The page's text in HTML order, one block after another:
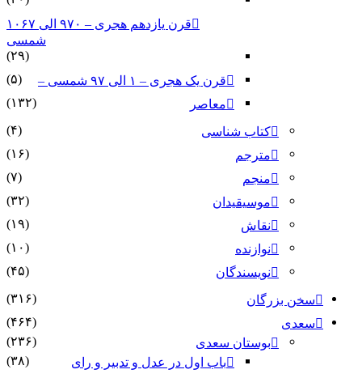
قرن یازدهم هجری – ۹۷۰ الی ۱۰۶۷
شمسی
(۲۹)
قرن یک هجری – ۱ الی ۹۷ شمسی –
(۵)
معاصر
(۱۳۲)
کتاب شناسی
(۴)
مترجم
(۱۶)
منجم
(۷)
موسیقیدان
(۳۲)
نقاش
(۱۹)
نوازنده
(۱۰)
نویسندگان
(۴۵)
سخن بزرگان
(۳۱۶)
سعدی
(۴۶۴)
بوستان سعدی
(۲۳۶)
باب اول در عدل و تدبیر و رای
(۳۸)